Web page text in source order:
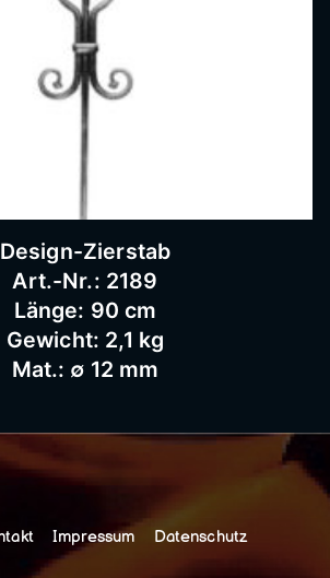
Design-Zierstab
Art.-Nr.: 2189
Länge: 90 cm
Gewicht: 2,1 kg
Mat.: ∅ 12 mm
Impressum Datenschutz